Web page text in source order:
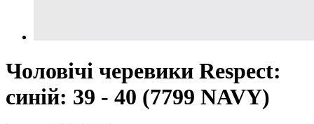
Чоловічі черевики Respect:
синій: 39 - 40 (7799 NAVY)